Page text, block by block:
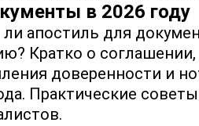
в 2026 году
апостиль для
Кратко о
доверенности и
Практические